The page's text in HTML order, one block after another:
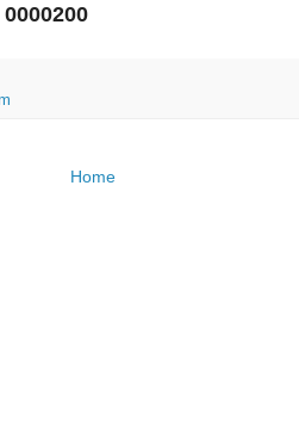
Home